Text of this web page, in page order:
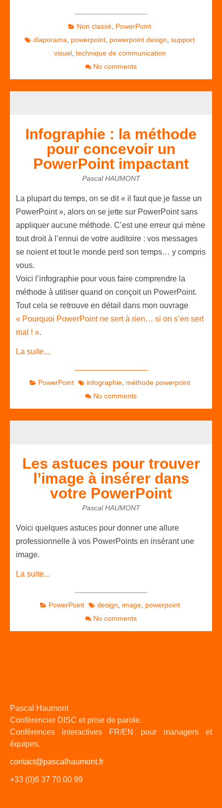
Non classé PowerPoint
diaporama
powerpoint powerpoint design support
visuel, technique de communication
No comments
Infographie : la méthode
pour concevoir un
PowerPoint impactant
Pascal HAUMONT
La plupart du temps, on se dit « il faut que je fasse un
PowerPoint », alors on se jette sur PowerPoint sans
appliquer aucune méthode. C’est une erreur qui mène
tout droit à l’ennui de votre auditoire : vos messages
se noient et tout le monde perd son temps… y compris
vous.
Voici l’infographie pour vous faire comprendre la
méthode à utiliser quand on conçoit un PowerPoint.
Tout cela se retrouve en détail dans mon ouvrage
« Pourquoi PowerPoint ne sert à rien… si on s’en sert
mal ! ».
La suite...
PowerPoint infographie, méthode powerpoint
No comments
Les astuces pour trouver
l’image à insérer dans
votre PowerPoint
Pascal HAUMONT
Voici quelques astuces pour donner une allure
professionnelle à vos PowerPoints en insérant une
image.
La suite...
PowerPoint design image, powerpoint
No comments
Pascal Haumont
Conférencier DISC et prise de parole.
Conférences interactives FR/EN pour managers et
équipes.
contact@pascalhaumont.fr
+33 (0)6 37 70 00 99